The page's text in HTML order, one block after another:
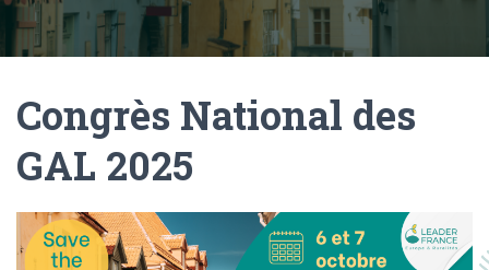
Congrès National des
GAL 2025